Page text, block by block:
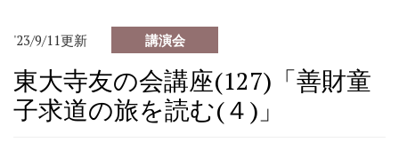
'23/9/11更新 講演会
東大寺友の会講座(127)「善財童
子求道の旅を読む(４)」